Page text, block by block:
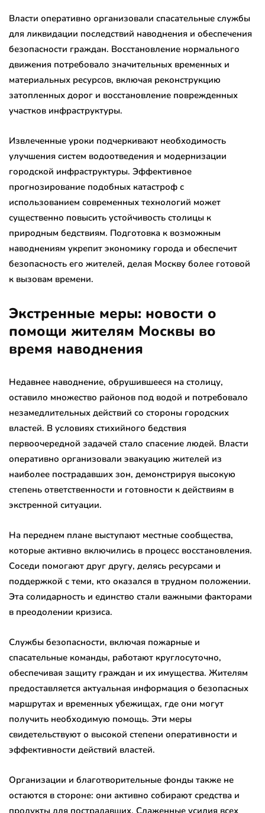
Власти оперативно организовали спасательные службы
для ликвидации последствий наводнения и обеспечения
безопасности граждан. Восстановление нормального
движения потребовало значительных временных и
материальных ресурсов, включая реконструкцию
затопленных дорог и восстановление поврежденных
участков инфраструктуры.
Извлеченные уроки подчеркивают необходимость
улучшения систем водоотведения и модернизации
городской инфраструктуры. Эффективное
прогнозирование подобных катастроф с
использованием современных технологий может
существенно повысить устойчивость столицы к
природным бедствиям. Подготовка к возможным
наводнениям укрепит экономику города и обеспечит
безопасность его жителей, делая Москву более готовой
к вызовам времени.
Экстренные меры: новости о
помощи жителям Москвы во
время наводнения
Недавнее наводнение, обрушившееся на столицу,
оставило множество районов под водой и потребовало
незамедлительных действий со стороны городских
властей. В условиях стихийного бедствия
первоочередной задачей стало спасение людей. Власти
оперативно организовали эвакуацию жителей из
наиболее пострадавших зон, демонстрируя высокую
степень ответственности и готовности к действиям в
экстренной ситуации.
На переднем плане выступают местные сообщества,
которые активно включились в процесс восстановления.
Соседи помогают друг другу, делясь ресурсами и
поддержкой с теми, кто оказался в трудном положении.
Эта солидарность и единство стали важными факторами
в преодолении кризиса.
Службы безопасности, включая пожарные и
спасательные команды, работают круглосуточно,
обеспечивая защиту граждан и их имущества. Жителям
предоставляется актуальная информация о безопасных
маршрутах и временных убежищах, где они могут
получить необходимую помощь. Эти меры
свидетельствуют о высокой степени оперативности и
эффективности действий властей.
Организации и благотворительные фонды также не
остаются в стороне: они активно собирают средства и
продукты для пострадавших. Слаженные усилия всех